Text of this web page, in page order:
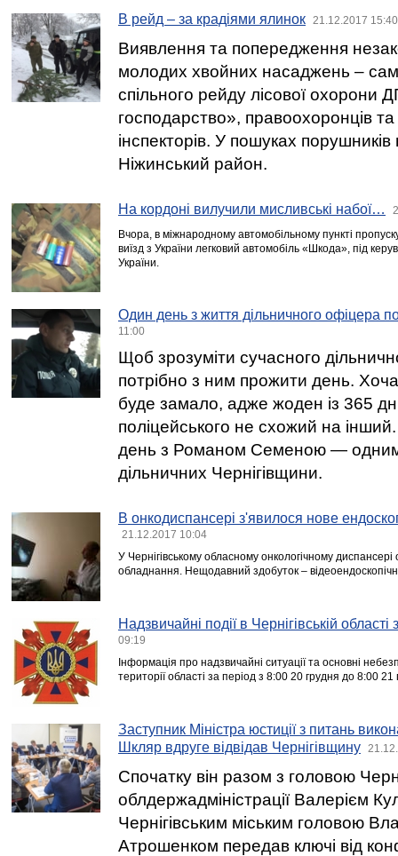
В рейд – за крадіями ялинок 21.12.2017 15:40
Виявлення та попередження
молодих хвойних насаджень –
спільного рейду лісової охорони
господарство», правоохоронців та
інспекторів. У пошуках
Ніжинський район.
На кордоні вилучили мисливські набої…
Вчора, в міжнародному автомобільному пункті
виїзд з України легковий автомобіль «Шкода», під
України.
Один день з життя дільничного офіцера
11:00
Щоб зрозуміти сучасного
потрібно з ним прожити день.
буде замало, адже жоден із 365
поліцейського не схожий на
день з Романом Семеною —
дільничних Чернігівщини.
В онкодиспансері з'явилося нове
21.12.2017 10:04
У Чернігівському обласному онкологічному
обладнання. Нещодавний здобуток –
Надзвичайні події в Чернігівській
09:19
Інформація про надзвичайні ситуації та основні
території області за період з 8:00 20 грудня до 8:00 21
Заступник Міністра юстиції з питань
Шкляр вдруге відвідав Чернігівщину
Спочатку він разом з головою
облдержадміністрації Валерієм
Чернігівським міським головою
Атрошенком передав ключі від